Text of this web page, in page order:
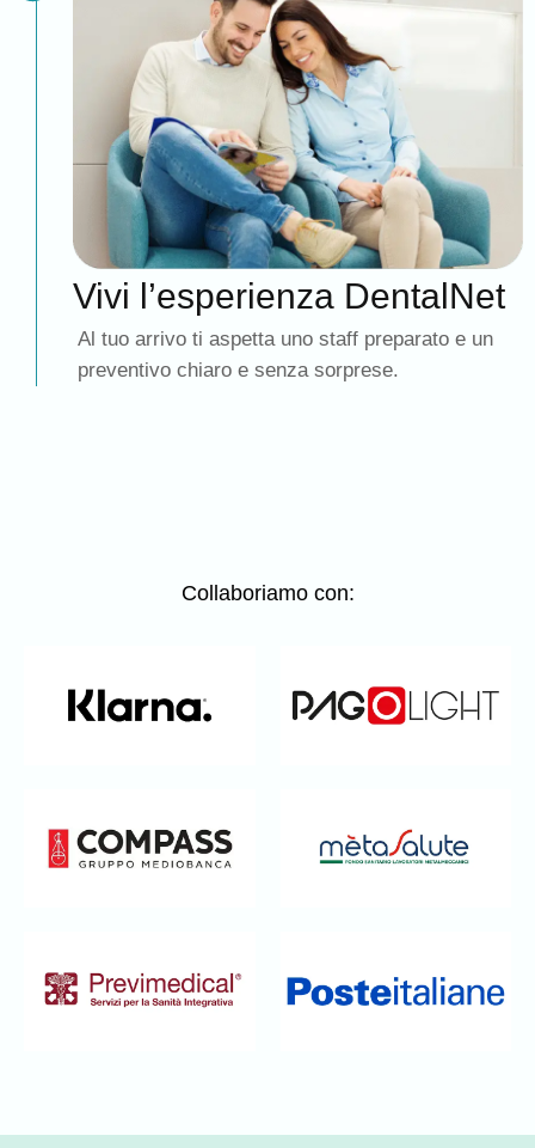
Vivi l’esperienza DentalNet
Al tuo arrivo ti aspetta uno staff preparato e un
preventivo chiaro e senza sorprese.
Collaboriamo con: